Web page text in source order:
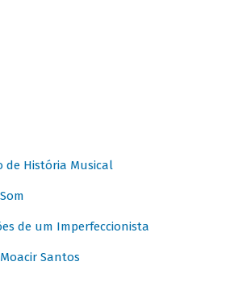
de História Musical
de um Imperfeccionista
Moacir Santos